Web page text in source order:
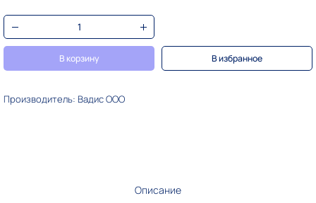
В корзину В избранное
Производитель: Вадис ООО
Описание